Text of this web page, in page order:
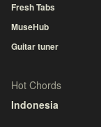
Fresh Tabs
MuseHub
Guitar tuner
Hot Chords
Indonesia